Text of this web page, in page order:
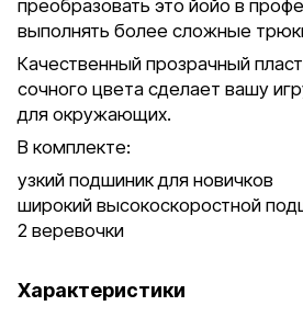
преобразовать это йойо в
выполнять более сложные
Качественный прозрачный
сочного цвета сделает вашу
для окружающих.
В комплекте:
узкий подшиник для новичков
широкий высокоскоростной
2 веревочки
Характеристики